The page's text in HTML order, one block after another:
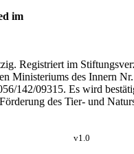
im
Registriert im
Ministeriums des Innern
142/09315. Es wird
des Tier- und
v1.0